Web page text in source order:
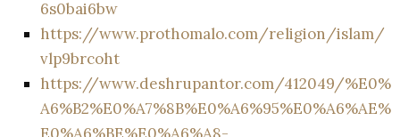
6s0bai6bw
https://www.prothomalo.com/religion/islam/
vlp9brcoht
https://www.deshrupantor.com/412049/%E0%
A6%B2%E0%A7%8B%E0%A6%95%E0%A6%AE%